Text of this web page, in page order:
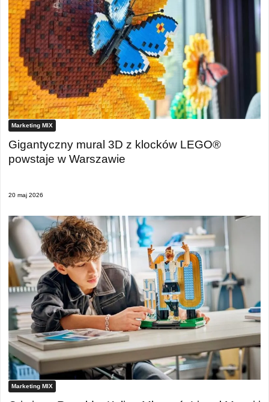
Marketing MIX
Gigantyczny mural 3D z klocków LEGO®
powstaje w Warszawie
20 maj 2026
Marketing MIX